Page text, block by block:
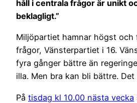
håll i centrala frågor är unikt
beklagligt.”
Miljöpartiet hamnar högst och
frågor, Vänsterpartiet i 16.
fyra gånger bättre än
illa. Men bra kan bli bättre.
På tisdag kl 10.00 nästa vecka